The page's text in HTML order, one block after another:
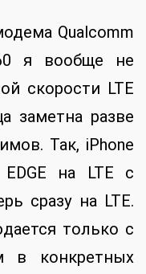
Qualcomm
я вообще не
скорости LTE
заметна разве
Так, iPhone
на LTE с
сразу на LTE.
только с
в конкретных